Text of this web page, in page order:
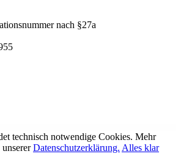
nach §27a
technisch notwendige Cookies. Mehr
Datenschutzerklärung. Alles klar